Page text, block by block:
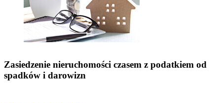
Zasiedzenie nieruchomości czasem z podatkiem od
spadków i darowizn